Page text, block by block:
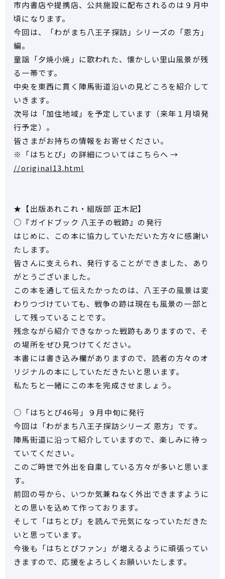
市内書店や提携店、公共施設に配布されるのは９月中
頃になります。
今回は、「わがまち八王子探訪」シリーズの「恩方」
編。
童謡「夕焼小焼」に歌われた、懐かしい里山風景が残
る一帯です。
中央を東西に貫く陣馬街道沿いの見どころを紹介して
いきます。
次号は「加住地域」を予定しています（来年１月頃発
行予定）。
皆さまがお持ちの情報をお寄せください。
※「はちとぴ」の詳細についてはこちらへ →
//original13.html
★【出版あれこれ・組版部 正木記】
○『ガイドブック 八王子の戦跡』の発行
はじめに、この本に協力していただいた方々に感謝い
たします。
皆さんに支えられ、発行することができました、あり
がとうございました。
この本を通して伝えたかったのは、八王子の風景は変
わりつづけていても、戦争の跡は現在も風景の一部と
して残っていることです。
残念ながら紹介できなかった戦跡もありますので、そ
の場所をぜひ見つけてください。
本書には書き込み欄がありますので、読者の方々のオ
リジナルの本にしていただきたいと思います。
私たちと一緒にこの本を完成させましょう。
○「はちとぴ46号」９月中旬に発行
今回は「わがまち八王子探訪シリーズ 恩方」です。
陣馬街道に沿って紹介していますので、楽しみに待っ
ていてください。
このご時世で外出を自粛している方々が多いと思いま
す。
前回の号から、いつか気兼ねなく外出できますように
との思いを込めて作っております。
そして「はちとぴ」を読んで元気になっていただきた
いと思っています。
今後も「はちとぴファン」が増えるように頑張ってい
きますので、応援をよろしくお願いいたします。